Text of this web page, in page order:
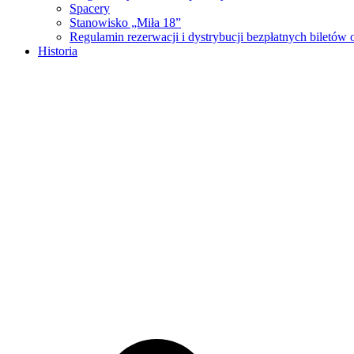
Spacery
Stanowisko „Miła 18”
Regulamin rezerwacji i dystrybucji bezpłatnych
Historia